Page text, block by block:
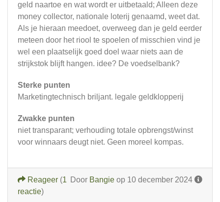
geld naartoe en wat wordt er uitbetaald; Alleen deze
money collector, nationale loterij genaamd, weet dat.
Als je hieraan meedoet, overweeg dan je geld eerder
meteen door het riool te spoelen of misschien vind je
wel een plaatselijk goed doel waar niets aan de
strijkstok blijft hangen. idee? De voedselbank?
Sterke punten
Marketingtechnisch briljant. legale geldklopperij
Zwakke punten
niet transparant; verhouding totale opbrengst/winst
voor winnaars deugt niet. Geen moreel kompas.
Door Bangie op 10 december 2024
Reageer (1
reactie)